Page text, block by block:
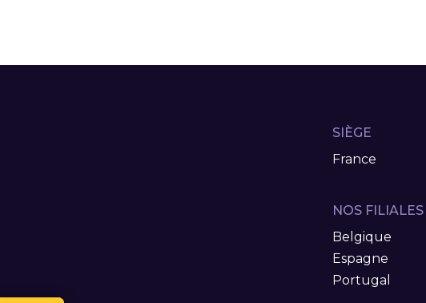
SIÈGE
France
NOS FILIALES
Belgique
Espagne
Portugal